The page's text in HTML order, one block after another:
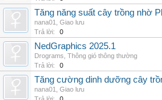
Tăng năng suất cây trồng nhờ
nana01
Giao lưu
Trả lời:
0
NedGraphics 2025.1
Drograms Thông gió thông thường
Trả lời:
0
Tăng cường dinh dưỡng cây
nana01
Giao lưu